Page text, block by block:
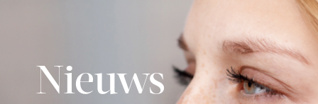
Nieuws